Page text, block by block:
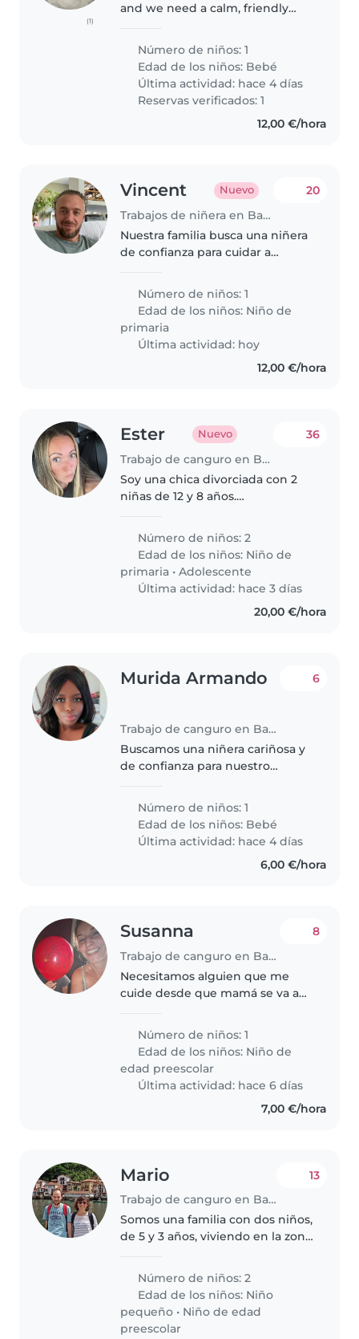
(1)
and we need a calm, friendly
cooking duties. I'd love someone
patient and reliable to care for
her while I'm out.
Número de niños: 1
Edad de los niños: Bebé
Última actividad: hace 4 días
Reservas verificados: 1
12,00 €/hora
Vincent Nuevo
Trabajos de niñera en Barcelona
20
Nuestra familia busca una niñera
de confianza para cuidar a
habladora. Preferimos alguien
que hable inglés, francés, polaco
o español para conectar mejor...
Número de niños: 1
Edad de los niños: Niño de
primaria
Última actividad: hoy
12,00 €/hora
Ester Nuevo
Trabajo de canguro en Barcelona
36
Soy una chica divorciada con 2
niñas de 12 y 8 años.
canguro para viajes de trabajo o
imprevistos.
Número de niños: 2
Edad de los niños: Niño de
primaria •Adolescente
Última actividad: hace 3 días
20,00 €/hora
Murida Armando
Trabajo de canguro en Barcelona
6
Buscamos una niñera cariñosa y
de confianza para nuestro
juguetón. Ideal que hable varios
idiomas. Si cuidas niños y te
gustan los más pequeños,
¡contáctanos!
Número de niños: 1
Edad de los niños: Bebé
Última actividad: hace 4 días
6,00 €/hora
Susanna
Trabajo de canguro en Barcelona
8
Necesitamos alguien que me
cuide desde que mamá se va a
Número de niños: 1
Edad de los niños: Niño de
edad preescolar
Última actividad: hace 6 días
7,00 €/hora
Mario
Trabajo de canguro en Barcelona
13
Somos una familia con dos niños,
de 5 y 3 años, viviendo en la zona
Nuestro hijo mayor necesita algo
más de apoyo en su día a día
(tiene su propio ritmo..
Número de niños: 2
Edad de los niños: Niño
pequeño • Niño de edad
preescolar